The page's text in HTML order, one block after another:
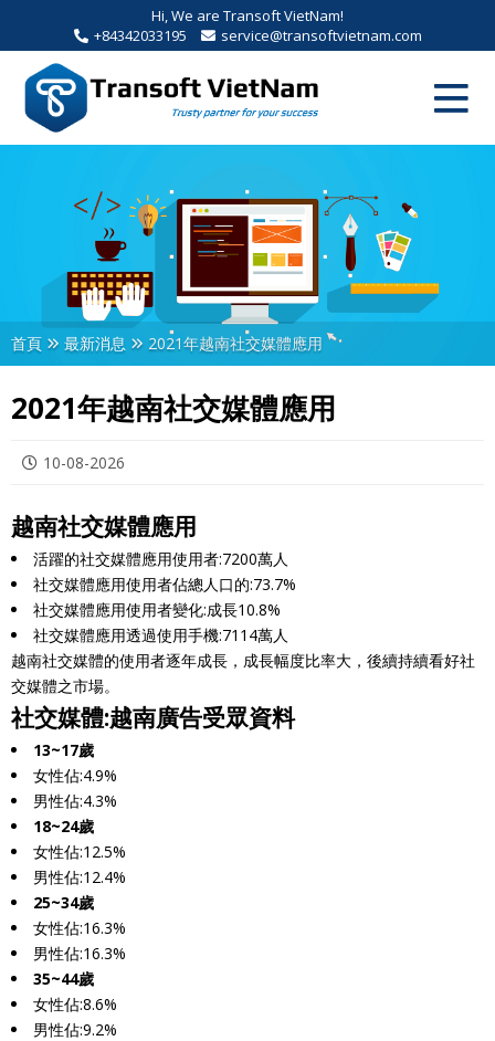
Hi, We are Transoft VietNam!
+84342033195
service@transoftvietnam.com
首頁 最新消息 2021年越南社交媒體應用
2021年越南社交媒體應用
10-08-2026
越南社交媒體應用
活躍的社交媒體應用使用者:7200萬人
社交媒體應用使用者佔總人口的:73.7%
社交媒體應用使用者變化:成長10.8%
社交媒體應用透過使用手機:7114萬人
越南社交媒體的使用者逐年成長，成長幅度比率大，後續持續看好社
交媒體之市場。
社交媒體:越南廣告受眾資料
13~17歲
女性佔:4.9%
男性佔:4.3%
18~24歲
女性佔:12.5%
男性佔:12.4%
25~34歲
女性佔:16.3%
男性佔:16.3%
35~44歲
女性佔:8.6%
男性佔:9.2%